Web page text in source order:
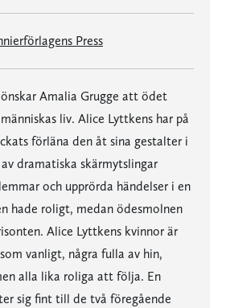
Press
Amalia Grugge att ödet
liv. Alice Lyttkens har på
förläna den åt sina gestalter i
dramatiska skärmytslingar
och upprörda händelser i en
hade roligt, medan ödesmolnen
Alice Lyttkens kvinnor är
vanligt, några fulla av hin,
alla lika roliga att följa. En
sig fint till de två föregående